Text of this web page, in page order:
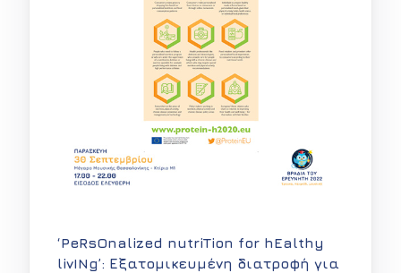
‘PeRsOnalized nutriTion for hEalthy
livINg’: Εξατομικευμένη διατροφή για